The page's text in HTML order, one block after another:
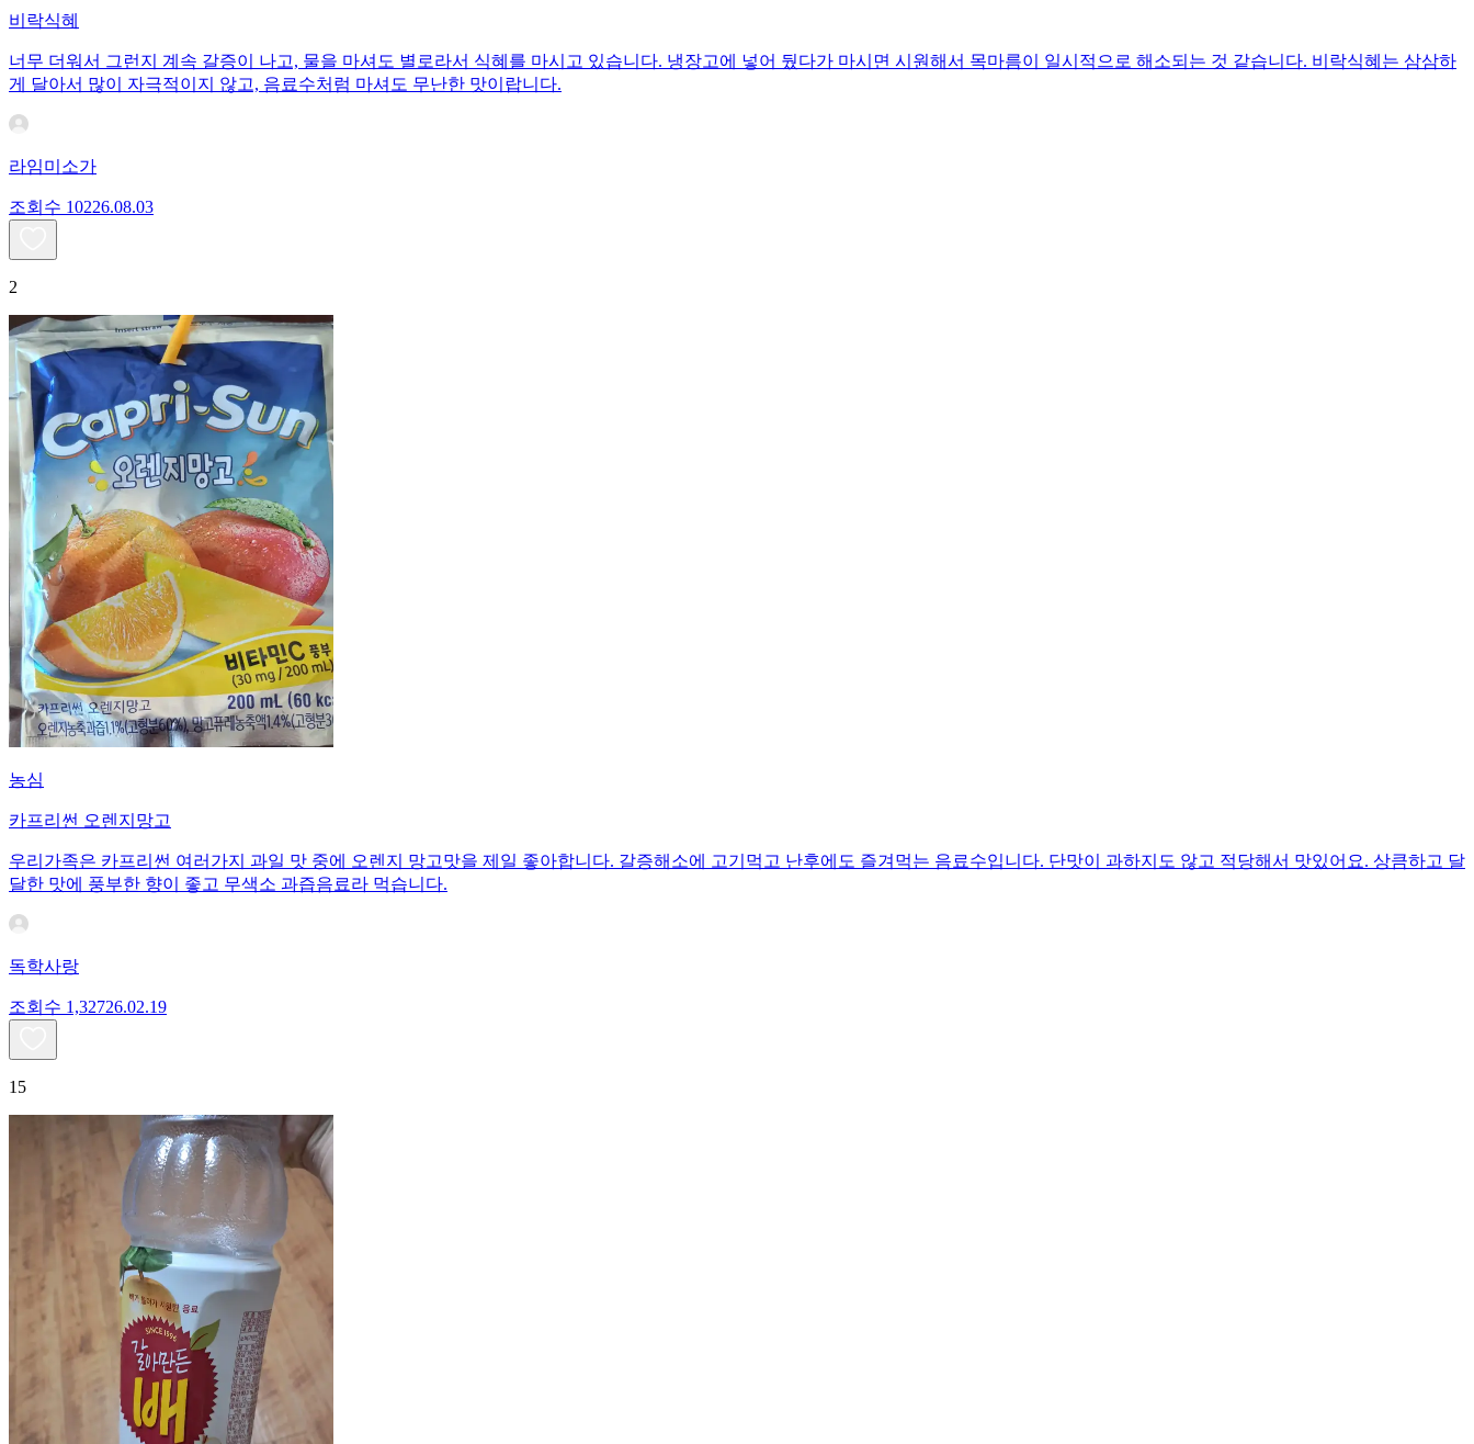
비락식혜
너무 더워서 그런지 계속 갈증이 나고, 물을 마셔도 별로라서 식혜를 마시고 있습니다. 냉장고에 넣어 뒀다가 마시면 시원해서 목마름이 일시적으로 해소되는 것 같습니다. 비락식혜는 삼삼하
게 달아서 많이 자극적이지 않고, 음료수처럼 마셔도 무난한 맛이랍니다.
라임미소가
조회수 10226.08.03
2
농심
카프리썬 오렌지망고
우리가족은 카프리썬 여러가지 과일 맛 중에 오렌지 망고맛을 제일 좋아합니다. 갈증해소에 고기먹고 난후에도 즐겨먹는 음료수입니다. 단맛이 과하지도 않고 적당해서 맛있어요. 상큼하고 달
달한 맛에 풍부한 향이 좋고 무색소 과즙음료라 먹습니다.
독학사랑
조회수 1,32726.02.19
15